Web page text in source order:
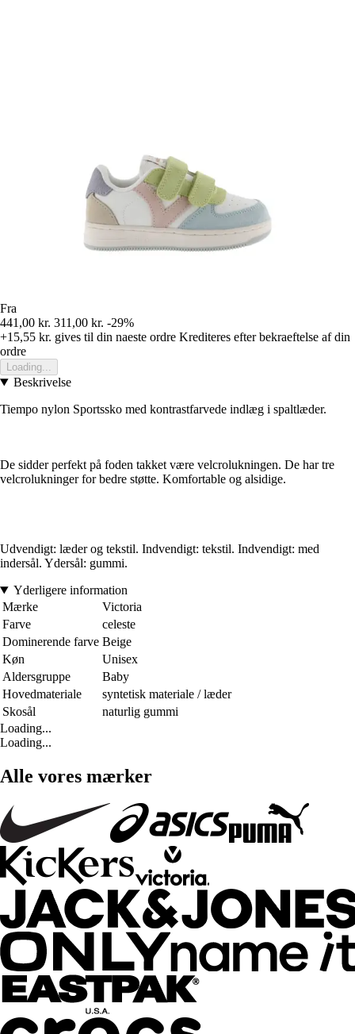
Fra
441,00 kr. 311,00 kr. -29%
+15,55 kr. gives til din naeste ordre Krediteres efter bekraeftelse af din
ordre
Loading...
Beskrivelse
Tiempo nylon Sportssko med kontrastfarvede indlæg i spaltlæder.
De sidder perfekt på foden takket være velcrolukningen. De har tre
velcrolukninger for bedre støtte. Komfortable og alsidige.
Udvendigt: læder og tekstil. Indvendigt: tekstil. Indvendigt: med
indersål. Ydersål: gummi.
Yderligere information
Mærke
Victoria
Farve
celeste
Dominerende farve Beige
Køn
Unisex
Aldersgruppe
Baby
Hovedmateriale
syntetisk materiale / læder
Skosål
naturlig gummi
Loading...
Loading...
Alle vores mærker